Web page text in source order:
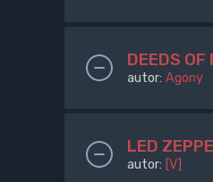
DEEDS
autor: Agony
LED
autor: [V]